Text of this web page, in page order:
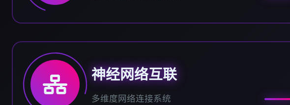
神经网络互联
多维度网络连接系统